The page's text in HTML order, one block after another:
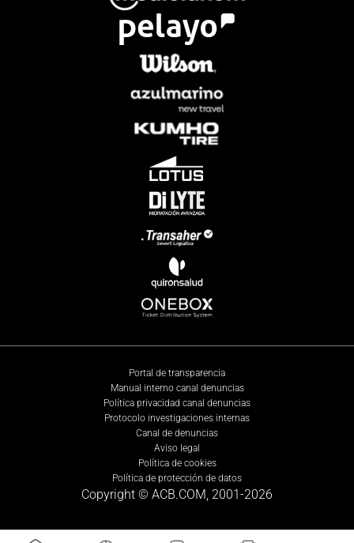
Portal de transparencia
Manual interno canal denuncias
Política privacidad canal denuncias
Protocolo investigaciones internas
Canal de denuncias
Aviso legal
Política de cookies
Política de protección de datos
Copyright © ACB.COM, 2001-2026